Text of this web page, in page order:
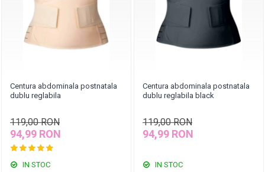
Centura abdominala postnatala
dublu reglabila
119,00 RON
94,99 RON
IN STOC
Centura abdominala postnatala
dublu reglabila black
119,00 RON
94,99 RON
IN STOC